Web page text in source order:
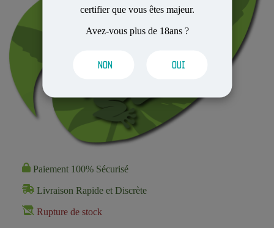
certifier que vous êtes majeur.
Avez-vous plus de 18ans ?
NON OUI
Paiement 100% Sécurisé
Livraison Rapide et Discrète
Rupture de stock